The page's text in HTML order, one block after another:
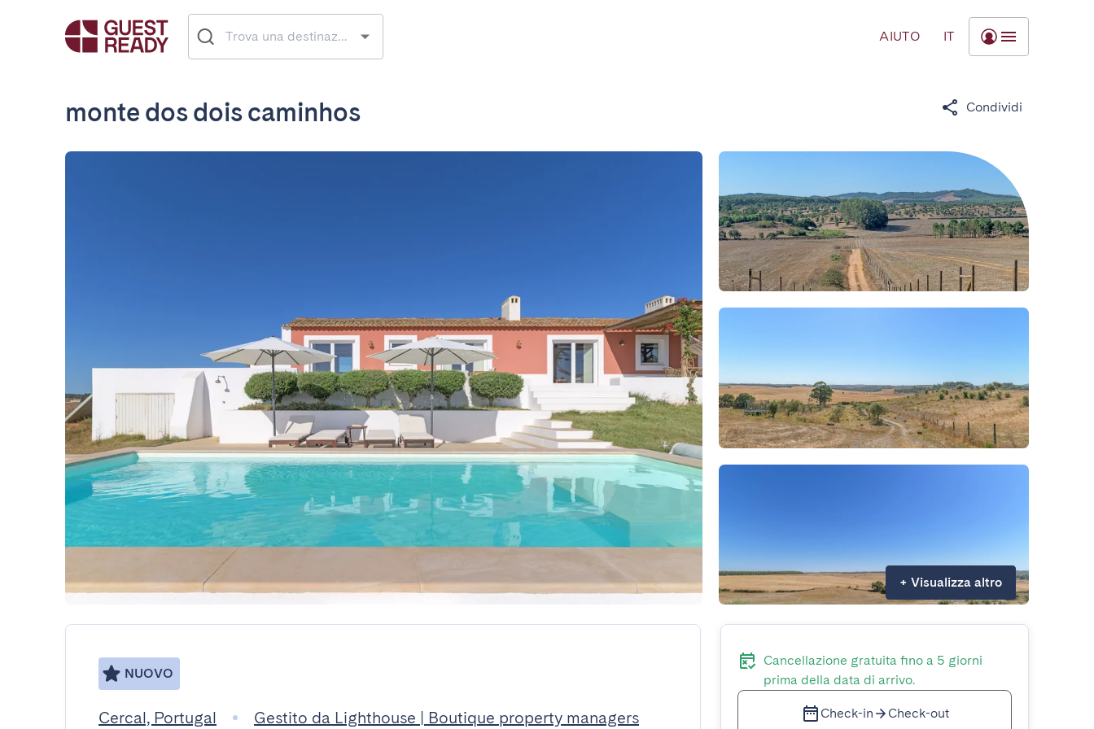
AIUTO IT
monte dos dois caminhos Condividi
+ Visualizza altro
NUOVO
Cercal, Portugal Gestito da Lighthouse | Boutique property managers
Cancellazione gratuita fino a 5 giorni
prima della data di arrivo.
Check-in Check-out